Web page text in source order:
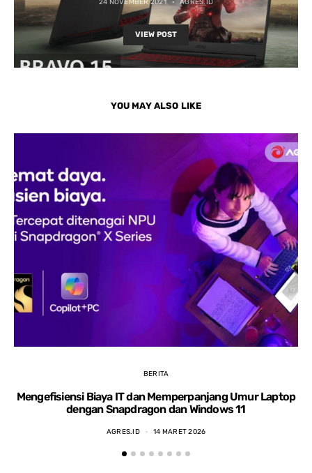
24 NOVEMBER 2021 AGRES.ID
VIEW POST
YOU MAY ALSO LIKE
BERITA
Mengefisiensi Biaya IT dan Memperpanjang Umur Laptop
dengan Snapdragon dan Windows 11
AGRES.ID 14 MARET 2026